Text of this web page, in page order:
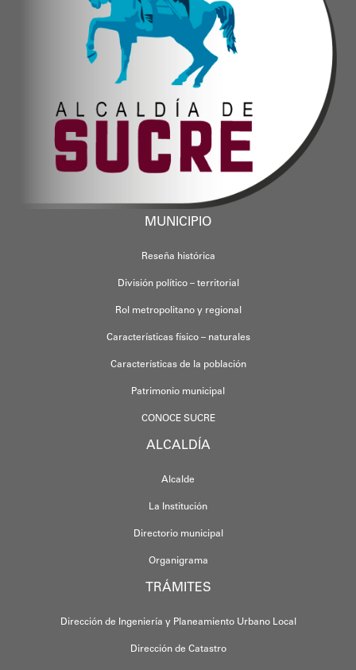
MUNICIPIO
Reseña histórica
División político – territorial
Rol metropolitano y regional
Características físico – naturales
Características de la población
Patrimonio municipal
CONOCE SUCRE
ALCALDÍA
Alcalde
La Institución
Directorio municipal
Organigrama
TRÁMITES
Dirección de Ingeniería y Planeamiento Urbano Local
Dirección de Catastro